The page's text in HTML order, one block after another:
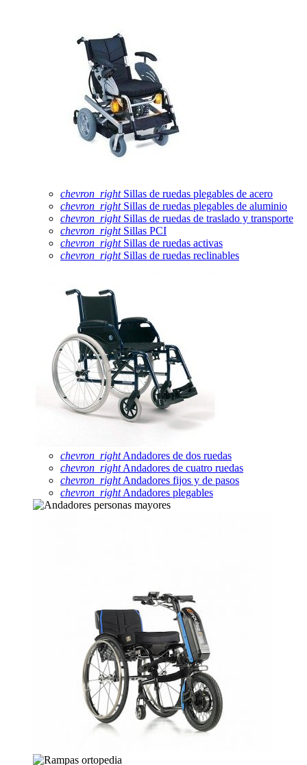
chevron_rightSillas de ruedas plegables de acero
chevron_rightSillas de ruedas plegables de aluminio
chevron_rightSillas de ruedas de traslado y transporte
chevron_rightSillas PCI
chevron_rightSillas de ruedas activas
chevron_rightSillas de ruedas reclinables
chevron_rightAndadores de dos ruedas
chevron_rightAndadores de cuatro ruedas
chevron_rightAndadores fijos y de pasos
chevron_rightAndadores plegables